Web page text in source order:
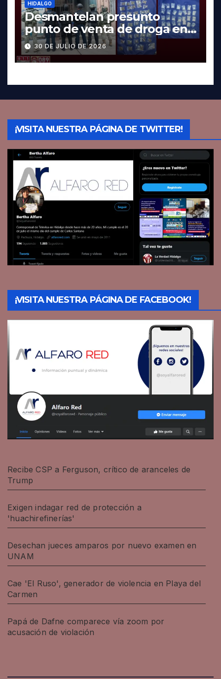
HIDALGO
Desmantelan presunto
punto de venta de droga en
Pachuca; hay dos detenidos
30 DE JULIO DE 2026
¡VISITA NUESTRA PÁGINA DE TWITTER!
¡VISITA NUESTRA PÁGINA DE FACEBOOK!
Recibe CSP a Ferguson, crítico de aranceles de
Trump
Exigen indagar red de protección a
'huachirefinerías'
Desechan jueces amparos por nuevo examen en
UNAM
Cae 'El Ruso', generador de violencia en Playa del
Carmen
Papá de Dafne comparece vía zoom por
acusación de violación